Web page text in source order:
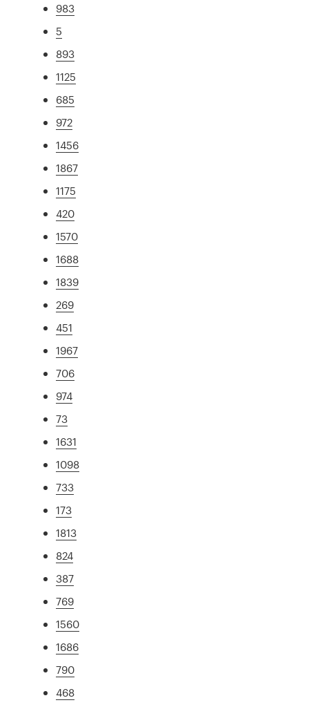
983
5
893
1125
685
972
1456
1867
1175
420
1570
1688
1839
269
451
1967
706
974
73
1631
1098
733
173
1813
824
387
769
1560
1686
790
468